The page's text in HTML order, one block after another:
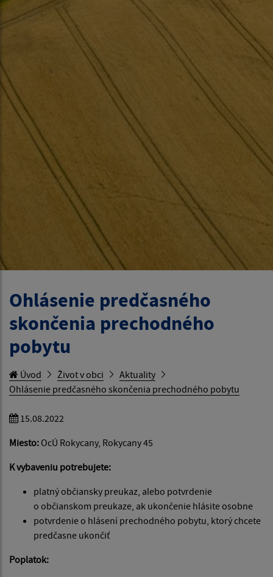
Ohlásenie predčasného
skončenia prechodného
pobytu
Úvod Život v obci
Aktuality
Ohlásenie predčasného skončenia prechodného pobytu
15.08.2022
Miesto: OcÚ Rokycany, Rokycany 45
K vybaveniu potrebujete:
platný občiansky preukaz, alebo potvrdenie
o občianskom preukaze, ak ukončenie hlásite osobne
potvrdenie o hlásení prechodného pobytu, ktorý chcete
predčasne ukončiť
Poplatok: